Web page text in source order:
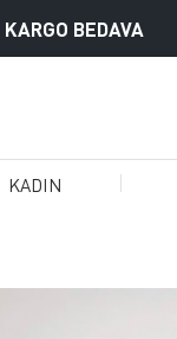
KARGO BEDAVA
KADIN